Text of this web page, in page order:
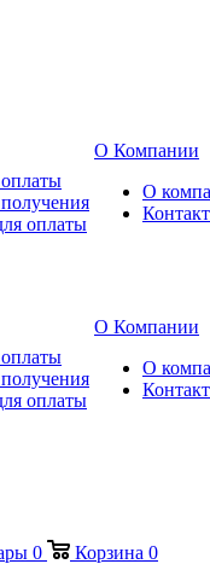
оплаты
О Компании
О
оплаты
О Компании
О
0 Корзина 0